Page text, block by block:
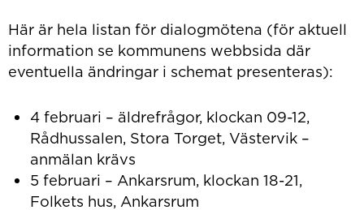
Här är hela listan för dialogmötena (för aktuell
information se kommunens webbsida där
eventuella ändringar i schemat presenteras):
4 februari – äldrefrågor, klockan 09-12,
Rådhussalen, Stora Torget, Västervik –
anmälan krävs
5 februari – Ankarsrum, klockan 18-21,
Folkets hus, Ankarsrum